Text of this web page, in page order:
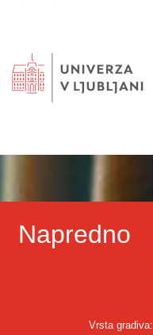
Napredno
Vrsta gradiva: